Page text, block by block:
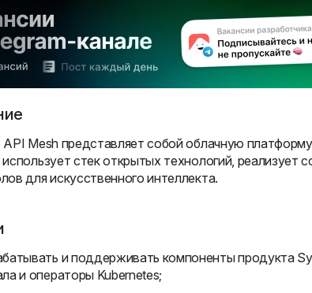
API Mesh представляет собой облачную
стек открытых технологий,
для искусственного интеллекта.
и поддерживать компоненты продукта
и операторы Kubernetes;